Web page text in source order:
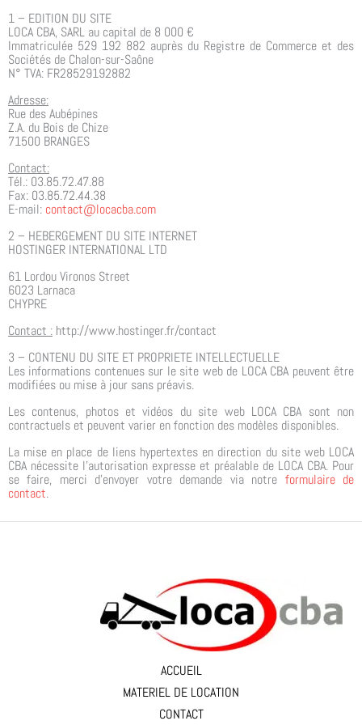
m
e
r
c
e
r
1 – EDITION DU SITE
LOCA CBA, SARL au capital de 8 000 €
Immatriculée 529 192 882 auprès du Registre de Commerce et des
Sociétés de Chalon-sur-Saône
N° TVA: FR28529192882
Adresse:
Rue des Aubépines
Z.A. du Bois de Chize
71500 BRANGES
Contact:
Tél.: 03.85.72.47.88
Fax: 03.85.72.44.38
E-mail: contact@locacba.com
2 – HEBERGEMENT DU SITE INTERNET
HOSTINGER INTERNATIONAL LTD
61 Lordou Vironos Street
6023 Larnaca
CHYPRE
Contact : http://www.hostinger.fr/contact
3 – CONTENU DU SITE ET PROPRIETE INTELLECTUELLE
Les informations contenues sur le site web de LOCA CBA peuvent être
modifiées ou mise à jour sans préavis.
Les contenus, photos et vidéos du site web LOCA CBA sont non
contractuels et peuvent varier en fonction des modèles disponibles.
La mise en place de liens hypertextes en direction du site web LOCA
CBA nécessite l’autorisation expresse et préalable de LOCA CBA. Pour
se faire, merci d’envoyer votre demande via notre formulaire de
contact.
ACCUEIL
MATERIEL DE LOCATION
CONTACT